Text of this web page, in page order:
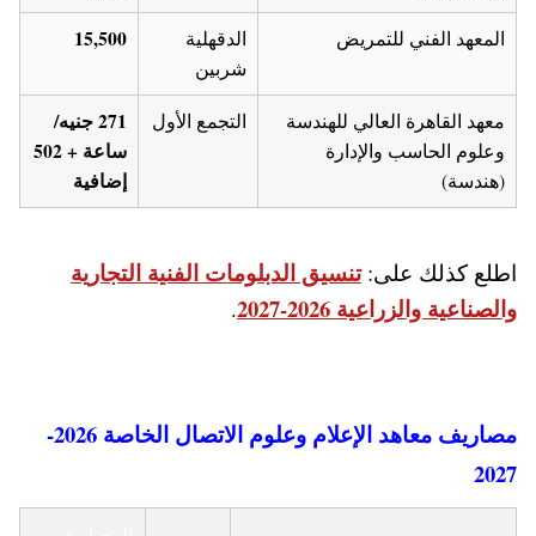
المعهد الفني للتمريض
الدقهلية
شربين
15,500
معهد القاهرة العالي للهندسة
وعلوم الحاسب والإدارة
(هندسة)
التجمع الأول
271 جنيه/
ساعة + 502
إضافية
اطلع كذلك على:تنسيق الدبلومات الفنية التجارية
والصناعية والزراعية 2026-2027
.
مصاريف معاهد الإعلام وعلوم الاتصال الخاصة 2026-
2027